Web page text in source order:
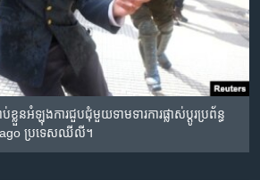
ប់ខ្លួន​អំឡុង​ការ​ជួប​ជុំ​មួយ​ទាមទារ​ការ​ផ្លាស់ប្តូរ​ប្រព័ន្ធ​
ប្រទេស​ឈីលី។​